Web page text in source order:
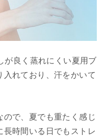
が良く蒸れにくい夏用ブ
入れており、汗をかいて
で、夏でも重たく感じ
長時間いる日でもストレ